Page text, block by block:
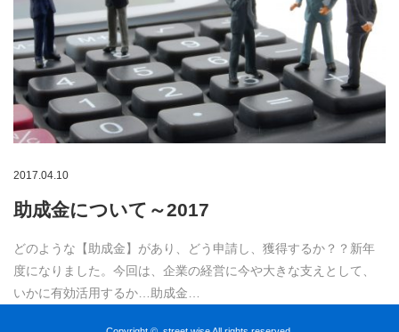
2017.04.10
助成金について～2017
どのような【助成金】があり、どう申請し、獲得するか？？新年
度になりました。今回は、企業の経営に今や大きな支えとして、
いかに有効活用するか…助成金…